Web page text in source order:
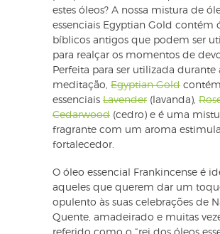
estes óleos? A nossa mistura de
essenciais Egyptian Gold contém
bíblicos antigos que podem ser
para realçar os momentos de
Perfeita para ser utilizada durante
meditação, Egyptian Gold
essenciais Lavender (lavanda),
Cedarwood (cedro) e é uma
fragrante com um aroma
fortalecedor.
O óleo essencial Frankincense é
aqueles que querem dar um
opulento às suas celebrações de
Quente, amadeirado e muitas